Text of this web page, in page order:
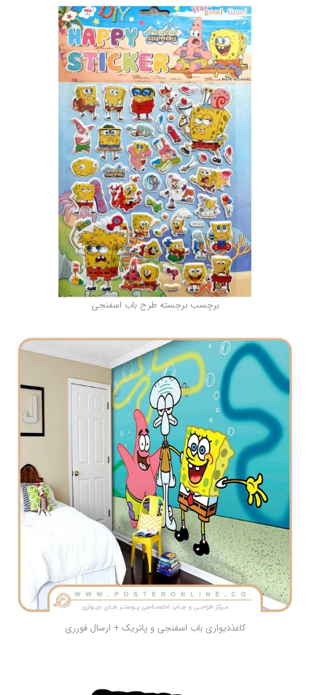
برچسب برجسته طرح باب اسفنجی
کاغذدیواری باب اسفنجی و پاتریک + ارسال فورری